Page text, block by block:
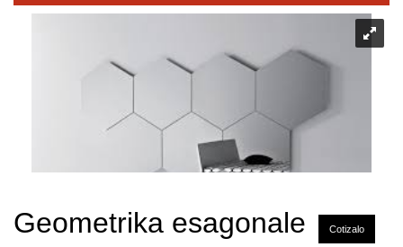
Geometrika esagonale Cotizalo